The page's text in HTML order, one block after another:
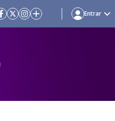
Entrar